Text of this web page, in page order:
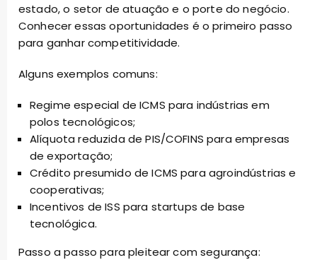
estado, o setor de atuação e o porte do negócio.
Conhecer essas oportunidades é o primeiro passo
para ganhar competitividade.
Alguns exemplos comuns:
Regime especial de ICMS para indústrias em
polos tecnológicos;
Alíquota reduzida de PIS/COFINS para empresas
de exportação;
Crédito presumido de ICMS para agroindústrias e
cooperativas;
Incentivos de ISS para startups de base
tecnológica.
Passo a passo para pleitear com segurança: